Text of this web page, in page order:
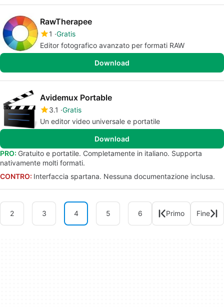
RawTherapee
1 Gratis
Editor fotografico avanzato per formati RAW
Download
Avidemux Portable
3.1 Gratis
Un editor video universale e portatile
Download
PRO: Gratuito e portatile. Completamente in italiano. Supporta
nativamente molti formati.
CONTRO: Interfaccia spartana. Nessuna documentazione inclusa.
2 3 4 5 6 Primo Fine